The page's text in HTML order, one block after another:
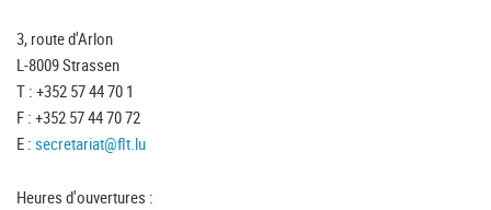
3, route d'Arlon
L-8009 Strassen
T : +352 57 44 70 1
F : +352 57 44 70 72
E : secretariat@flt.lu
Heures d'ouvertures :